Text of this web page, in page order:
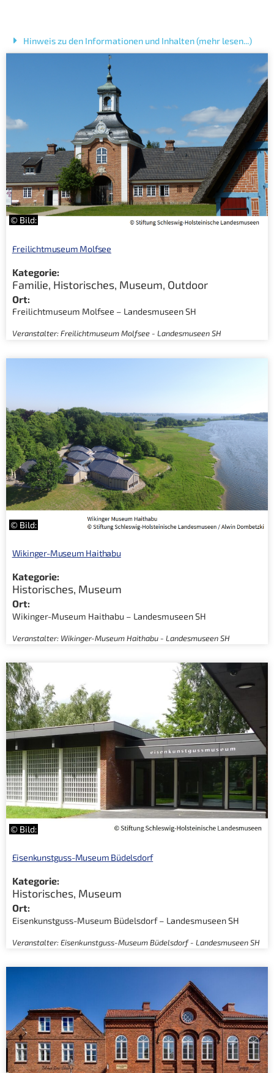
Hinweis zu den Informationen und Inhalten (mehr lesen...)
© Bild:
Freilichtmuseum Molfsee
Kategorie:
Familie, Historisches, Museum, Outdoor
Ort:
Freilichtmuseum Molfsee – Landesmuseen SH
Veranstalter: Freilichtmuseum Molfsee - Landesmuseen SH
© Bild:
Wikinger-Museum Haithabu
Kategorie:
Historisches, Museum
Ort:
Wikinger-Museum Haithabu – Landesmuseen SH
Veranstalter: Wikinger-Museum Haithabu - Landesmuseen SH
© Bild:
Eisenkunstguss-Museum Büdelsdorf
Kategorie:
Historisches, Museum
Ort:
Eisenkunstguss-Museum Büdelsdorf – Landesmuseen SH
Veranstalter: Eisenkunstguss-Museum Büdelsdorf - Landesmuseen SH